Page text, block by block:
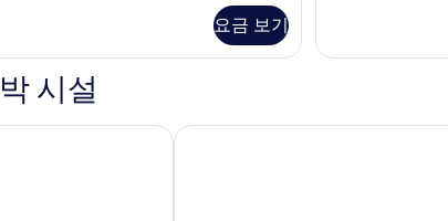
요금 보기
히
시설
트 & 스파, 멀린 비치만다라바 리조트 앤 스파 카론 비치